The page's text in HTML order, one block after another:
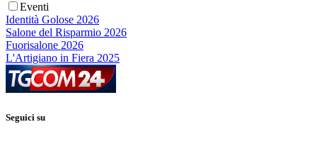
Eventi
Identità Golose 2026
Salone del Risparmio 2026
Fuorisalone 2026
L'Artigiano in Fiera 2025
Seguici su